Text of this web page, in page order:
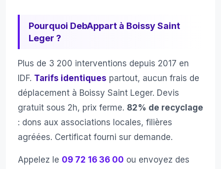
Pourquoi DebAppart à Boissy Saint
Leger ?
Plus de 3 200 interventions depuis 2017 en
IDF. Tarifs identiques partout, aucun frais de
déplacement à Boissy Saint Leger. Devis
gratuit sous 2h, prix ferme. 82% de recyclage
: dons aux associations locales, filières
agréées. Certificat fourni sur demande.
Appelez le 09 72 16 36 00 ou envoyez des